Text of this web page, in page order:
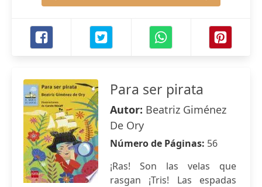
Para ser pirata
Autor: Beatriz Giménez
De Ory
Número de Páginas: 56
¡Ras! Son las velas que
rasgan ¡Tris! Las espadas